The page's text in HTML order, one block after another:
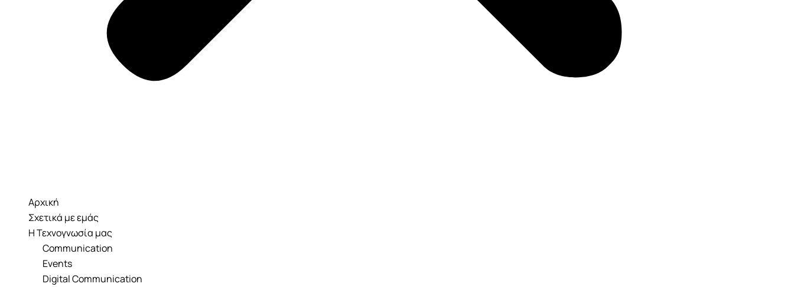
Αρχική
Σχετικά με εμάς
Η Τεχνογνωσία μας
Communication
Events
Digital Communication